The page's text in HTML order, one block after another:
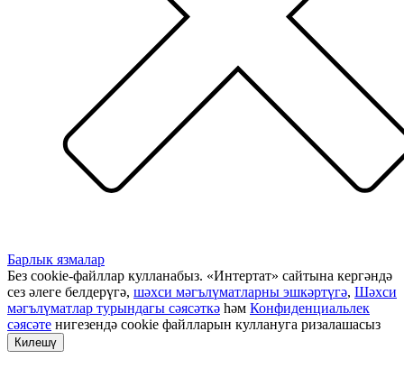
Барлык язмалар
Без cookie-файллар кулланабыз. «Интертат» сайтына кергәндә
сез әлеге белдерүгә, шәхси мәгълүматларны эшкәртүгә, Шәхси
мәгълүматлар турындагы сәясәткә һәм Конфиденциальлек
сәясәте нигезендә cookie файлларын куллануга ризалашасыз
Килешү